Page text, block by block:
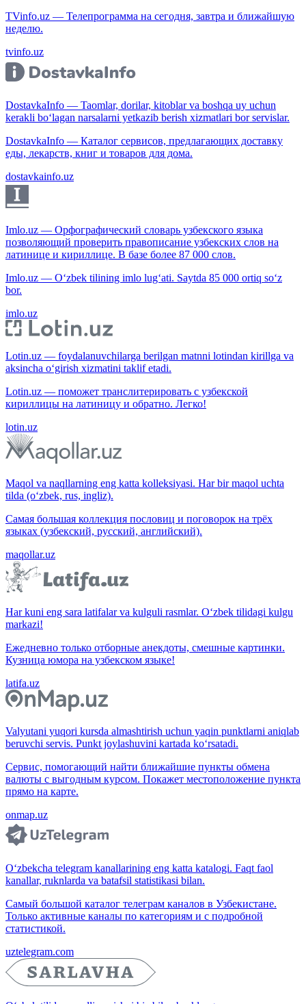
TVinfo.uz — Телепрограмма на сегодня, завтра и ближайшую
неделю.
tvinfo.uz
DostavkaInfo — Taomlar, dorilar, kitoblar va boshqa uy uchun
kerakli bo‘lagan narsalarni yetkazib berish xizmatlari bor servislar.
DostavkaInfo — Каталог сервисов, предлагающих доставку
еды, лекарств, книг и товаров для дома.
dostavkainfo.uz
Imlo.uz — Орфографический словарь узбекского языка
позволяющий проверить правописание узбекских слов на
латинице и кириллице. В базе более 87 000 слов.
Imlo.uz — O‘zbek tilining imlo lug‘ati. Saytda 85 000 ortiq so‘z
bor.
imlo.uz
Lotin.uz — foydalanuvchilarga berilgan matnni lotindan kirillga va
aksincha o‘girish xizmatini taklif etadi.
Lotin.uz — поможет транслитерировать с узбекской
кириллицы на латиницу и обратно. Легко!
lotin.uz
Maqol va naqllarning eng katta kolleksiyasi. Har bir maqol uchta
tilda (o‘zbek, rus, ingliz).
Самая большая коллекция пословиц и поговорок на трёх
языках (узбекский, русский, английский).
maqollar.uz
Har kuni eng sara latifalar va kulguli rasmlar. O‘zbek tilidagi kulgu
markazi!
Ежедневно только отборные анекдоты, смешные картинки.
Кузница юмора на узбекском языке!
latifa.uz
Valyutani yuqori kursda almashtirish uchun yaqin punktlarni aniqlab
beruvchi servis. Punkt joylashuvini kartada ko‘rsatadi.
Сервис, помогающий найти ближайшие пункты обмена
валюты с выгодным курсом. Покажет местоположение пункта
прямо на карте.
onmap.uz
O‘zbekcha telegram kanallarining eng katta katalogi. Faqt faol
kanallar, ruknlarda va batafsil statistikasi bilan.
Самый большой каталог телеграм каналов в Узбекистане.
Только активные каналы по категориям и с подробной
статистикой.
uztelegram.com